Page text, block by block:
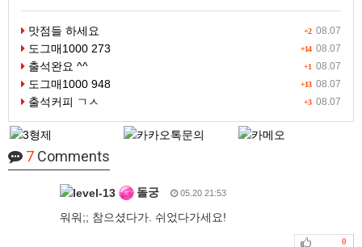
+2 08.07
맛점들 하세요
+14 08.07
도그매1000 273
+1 08.07
출석완요 ^^
+13 08.07
도그매1000 948
+3 08.07
출석커피 ㄱㅅ
7 Comments
돌궁 05.20 21:53
워워;; 참으셨다가. 쉬었다가세요!
0